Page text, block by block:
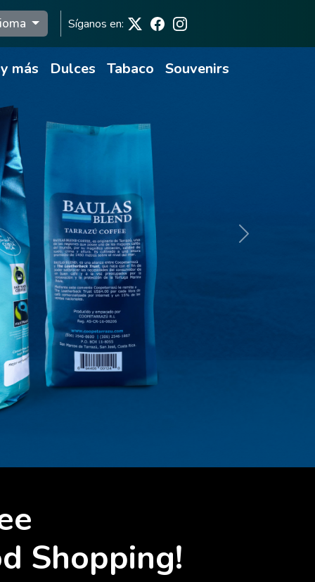
Síganos en:
más Dulces Tabaco Souvenirs
Next
Shopping!